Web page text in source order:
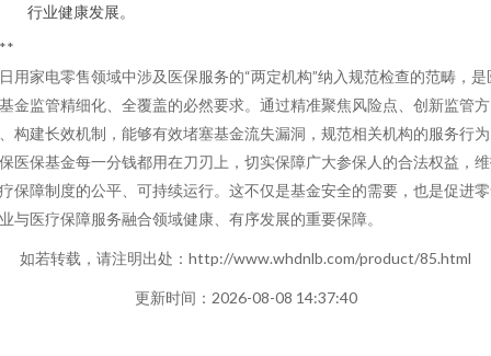
行业健康发展。
用家电零售领域中涉及医保服务的“两定机构”纳入规范检查的范畴，是
金监管精细化、全覆盖的必然要求。通过精准聚焦风险点、创新监管方
构建长效机制，能够有效堵塞基金流失漏洞，规范相关机构的服务行
医保基金每一分钱都用在刀刃上，切实保障广大参保人的合法权益，
保障制度的公平、可持续运行。这不仅是基金安全的需要，也是促进
与医疗保障服务融合领域健康、有序发展的重要保障。
如若转载，请注明出处：http://www.whdnlb.com/product/85.html
更新时间：2026-08-08 14:37:40